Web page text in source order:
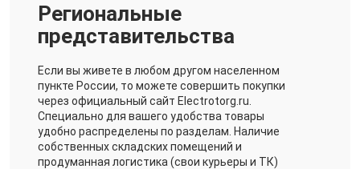
Региональные
представительства
Если вы живете в любом другом населенном
пункте России, то можете совершить покупки
через официальный сайт Electrotorg.ru.
Специально для вашего удобства товары
удобно распределены по разделам. Наличие
собственных складских помещений и
продуманная логистика (свои курьеры и ТК)